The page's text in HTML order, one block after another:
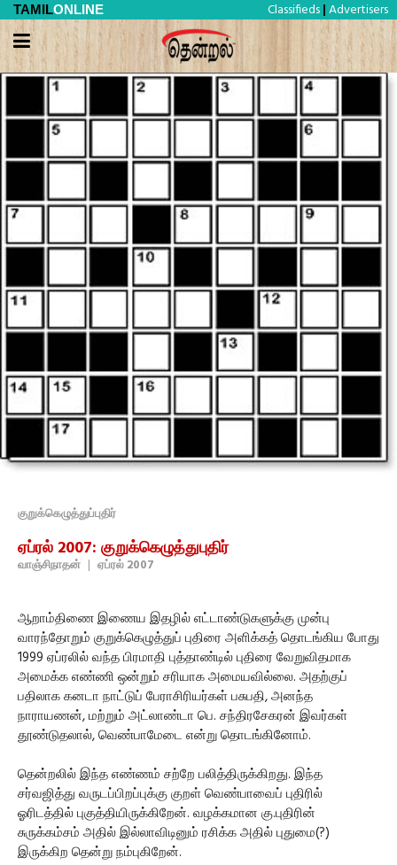
TAMILONLINE Classifieds | Advertisers
குறுக்கெழுத்துப்புதிர்
ஏப்ரல் 2007: குறுக்கெழுத்துபுதிர்
வாஞ்சிநாதன் | ஏப்ரல் 2007
ஆறாம்திணை இணைய இதழில் எட்டாண்டுகளுக்கு முன்பு
வாரந்தோறும் குறுக்கெழுத்துப் புதிரை அளிக்கத் தொடங்கிய போது
1999 ஏப்ரலில் வந்த பிரமாதி புத்தாண்டில் புதிரை வேறுவிதமாக
அமைக்க எண்ணி ஒன்றும் சரியாக அமையவில்லை. அதற்குப்
பதிலாக கனடா நாட்டுப் பேராசிரியர்கள் பசுபதி, அனந்த
நாராயணன், மற்றும் அட்லாண்டா பெ. சந்திரசேகரன் இவர்கள்
தூண்டுதலால், வெண்பாமேடை என்று தொடங்கினோம்.
தென்றலில் இந்த எண்ணம் சற்றே பலித்திருக்கிறது. இந்த
சர்வஜித்து வருடப்பிறப்புக்கு குறள் வெண்பாவைப் புதிரில்
ஓரிடத்தில் புகுத்தியிருக்கிறேன். வழக்கமான கு.புதிரின்
சுருக்கம்சம் அதில் இல்லாவிடினும் ரசிக்க அதில் புதுமை(?)
இருக்கிற தென்று நம்புகிறேன்.